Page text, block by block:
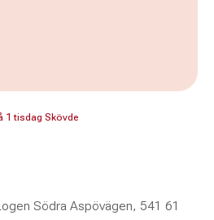
1 tisdag Skövde
Södra Aspövägen, 541 61